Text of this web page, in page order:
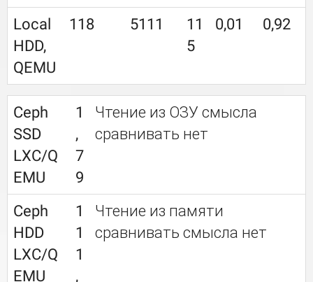
Local
HDD,
QEMU
118 5111
11
5
0,01 0,92
Ceph
SSD
LXC/Q
EMU
1
,
7
9
Чтение из ОЗУ смысла
сравнивать нет
Ceph
HDD
LXC/Q
EMU
1
1
1
,
Чтение из памяти
сравнивать смысла нет